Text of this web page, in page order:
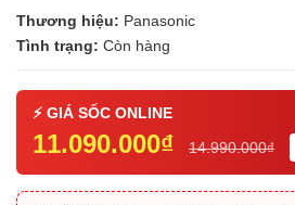
Thương hiệu: Panasonic
Tình trạng: Còn hàng
11.090.000₫ 14.990.000₫